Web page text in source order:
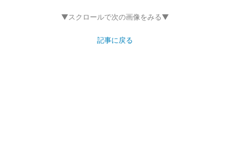
▼スクロールで次の画像をみる▼
記事に戻る